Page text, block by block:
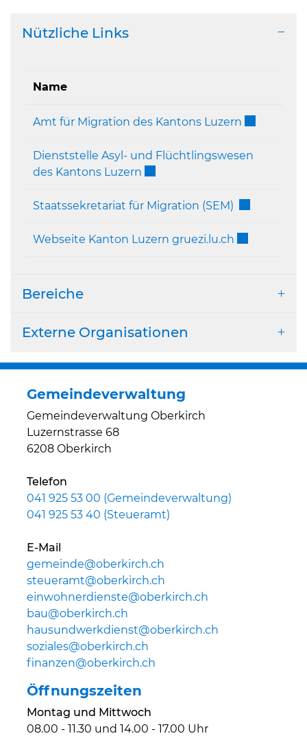
Nützliche Links
Name
Amt für Migration des Kantons Luzern
Dienststelle Asyl- und Flüchtlingswesen
des Kantons Luzern
Staatssekretariat für Migration (SEM)
Webseite Kanton Luzern gruezi.lu.ch
Bereiche
Externe Organisationen
Gemeindeverwaltung
Gemeindeverwaltung Oberkirch
Luzernstrasse 68
6208 Oberkirch
Telefon
041 925 53 00 (Gemeindeverwaltung)
041 925 53 40 (Steueramt)
E-Mail
gemeinde@oberkirch.ch
steueramt@oberkirch.ch
einwohnerdienste@oberkirch.ch
bau@oberkirch.ch
hausundwerkdienst@oberkirch.ch
soziales@oberkirch.ch
finanzen@oberkirch.ch
Öffnungszeiten
Montag und Mittwoch
08.00 - 11.30 und 14.00 - 17.00 Uhr